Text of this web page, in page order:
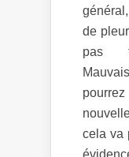
de
pas
cela va